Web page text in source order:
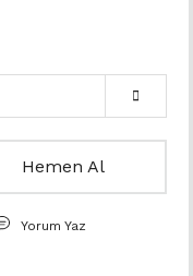
Hemen Al
Yorum Yaz